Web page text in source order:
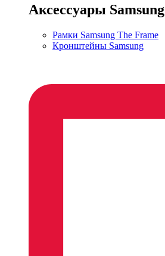
Аксессуары Samsung
Рамки Samsung The Frame
Кронштейны Samsung